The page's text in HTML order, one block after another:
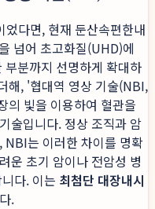
다면, 현재 둔산속편한내
넘어 초고화질(UHD)에
분까지 선명하게 확대하
해, '협대역 영상 기술(NBI,
빛을 이용하여 혈관을
술입니다. 정상 조직과 암
NBI는 이러한 차이를 명확
운 초기 암이나 전암성 병
다. 이는 최첨단 대장내시
.